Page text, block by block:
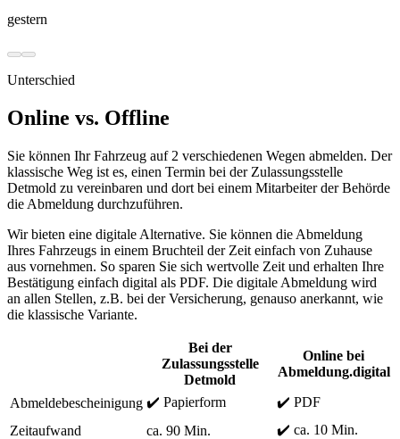
gestern
Unterschied
Online vs. Offline
Sie können Ihr Fahrzeug auf 2 verschiedenen Wegen abmelden. Der
klassische Weg ist es, einen Termin bei der Zulassungsstelle
Detmold zu vereinbaren und dort bei einem Mitarbeiter der Behörde
die Abmeldung durchzuführen.
Wir bieten eine digitale Alternative. Sie können die Abmeldung
Ihres Fahrzeugs in einem Bruchteil der Zeit einfach von Zuhause
aus vornehmen. So sparen Sie sich wertvolle Zeit und erhalten Ihre
Bestätigung einfach digital als PDF. Die digitale Abmeldung wird
an allen Stellen, z.B. bei der Versicherung, genauso anerkannt, wie
die klassische Variante.
Bei der
Zulassungsstelle
Detmold
Online bei
Abmeldung.digital
Abmeldebescheinigung ✔️ Papierform
✔️ PDF
Zeitaufwand
ca. 90 Min.
✔️ ca. 10 Min.